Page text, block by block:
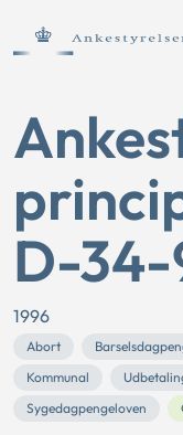
D-34-
1996
Abort
Kommunal
Sygedagpengeloven